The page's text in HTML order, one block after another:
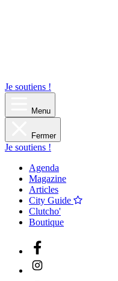
Je soutiens !
Menu
Fermer
Je soutiens !
Agenda
Magazine
Articles
City Guide
Clutcho'
Boutique